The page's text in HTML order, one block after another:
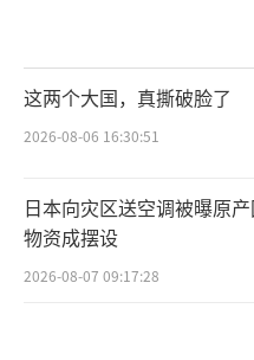
这两个大国，真撕破脸了
2026-08-06 16:30:51
日本向灾区送空调被曝原
物资成摆设
2026-08-07 09:17:28